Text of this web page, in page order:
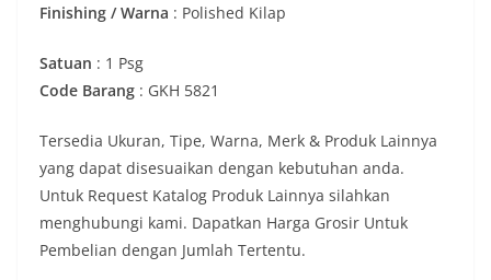
Finishing / Warna : Polished Kilap
Satuan : 1 Psg
Code Barang : GKH 5821
Tersedia Ukuran, Tipe, Warna, Merk & Produk Lainnya
yang dapat disesuaikan dengan kebutuhan anda.
Untuk Request Katalog Produk Lainnya silahkan
menghubungi kami. Dapatkan Harga Grosir Untuk
Pembelian dengan Jumlah Tertentu.